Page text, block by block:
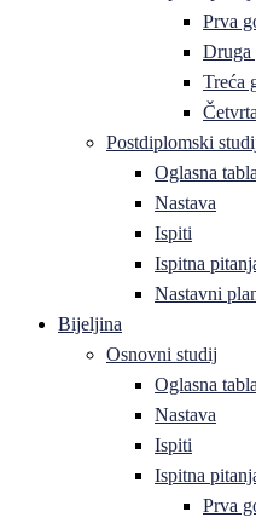
Prva
Druga
Treća
Postdiplomski
Oglasna tabla
Nastava
Ispiti
Ispitna
Nastavni
Bijeljina
Osnovni studij
Oglasna tabla
Nastava
Ispiti
Ispitna
Prva